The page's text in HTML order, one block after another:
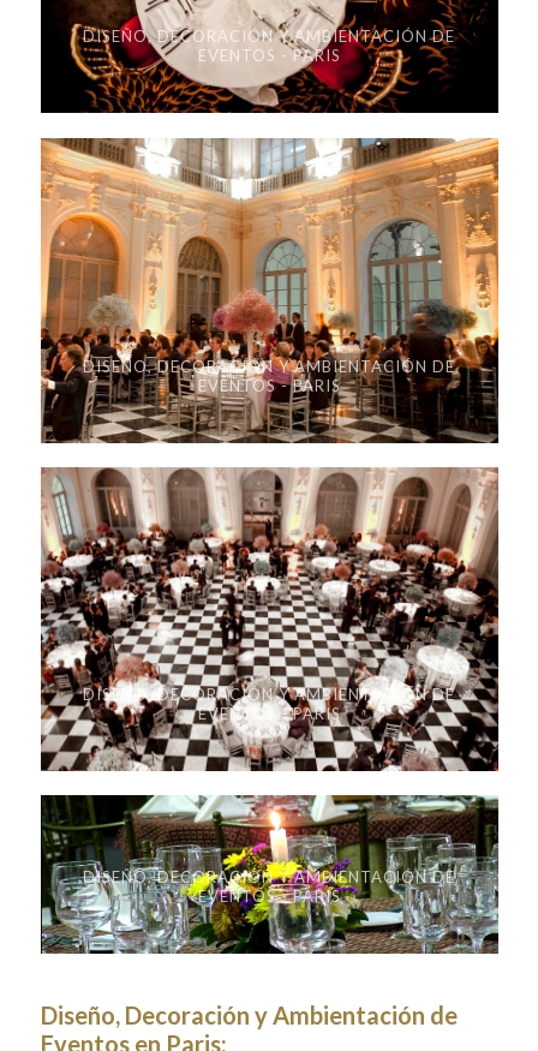
DISEÑO, DECORACIÓN Y AMBIENTACIÓN DE
EVENTOS - PARIS
DISEÑO, DECORACIÓN Y AMBIENTACIÓN DE
EVENTOS - PARIS
DISEÑO, DECORACIÓN Y AMBIENTACIÓN DE
EVENTOS - PARIS
DISEÑO, DECORACIÓN Y AMBIENTACIÓN DE
EVENTOS - PARIS
Diseño, Decoración y Ambientación de
Eventos en Paris: